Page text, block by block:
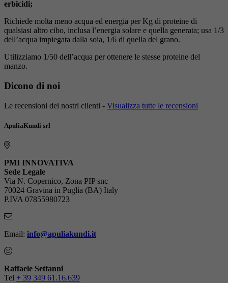
erbicidi;
Richiede molta meno acqua ed energia per Kg di proteine di
qualsiasi altro cibo, inclusa l’energia solare e quella generata; usa 1/3
dell’acqua impiegata dalla soia, 1/6 di quella del grano.
Utilizziamo 1/50 dell’acqua per ottenere le stesse proteine del
manzo.
Dicono di noi
Le recensioni dei nostri clienti - Visualizza tutte le recensioni
ApuliaKundi srl
PMI INNOVATIVA
Sede Legale
Via N. Copernico, Zona PIP snc
70024 Gravina in Puglia (BA) Italy
P.IVA 07855980723
Email: info@apuliakundi.it
Raffaele Settanni
Tel + 39 349 61.16.639